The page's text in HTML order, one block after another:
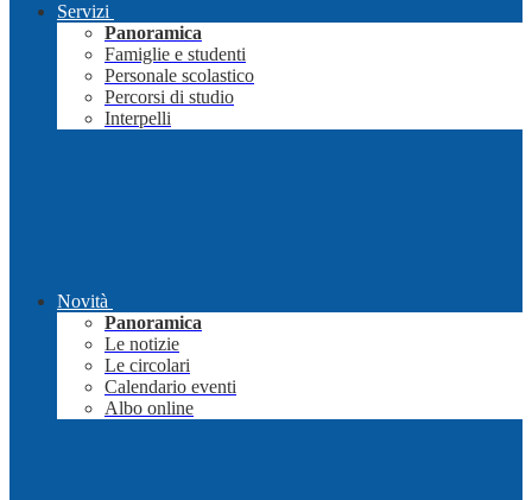
Servizi
Panoramica
Famiglie e studenti
Personale scolastico
Percorsi di studio
Interpelli
Novità
Panoramica
Le notizie
Le circolari
Calendario eventi
Albo online